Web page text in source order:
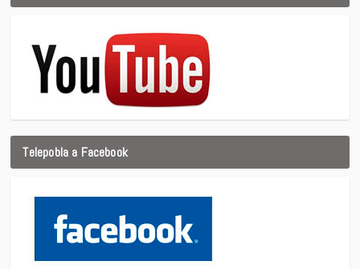
Telepobla a Facebook